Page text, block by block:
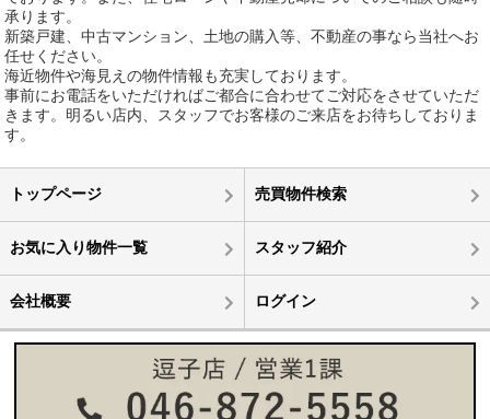
承ります。
新築戸建、中古マンション、土地の購入等、不動産の事なら当社へお
任せください。
海近物件や海見えの物件情報も充実しております。
事前にお電話をいただければご都合に合わせてご対応をさせていただ
きます。明るい店内、スタッフでお客様のご来店をお待ちしておりま
す。
トップページ 売買物件検索
お気に入り物件一覧 スタッフ紹介
会社概要 ログイン